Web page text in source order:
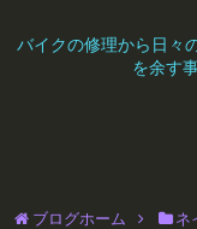
バイクの修理から日々
を余す
ブログホーム ネ